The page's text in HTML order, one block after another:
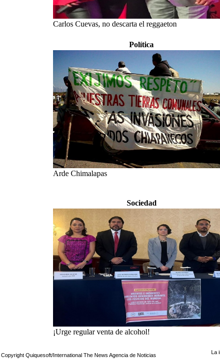
Carlos Cuevas, no descarta el reggaeton
Política
Arde Chimalapas
Sociedad
¡Urge regular venta de alcohol!
Copyright Quiquesoft/International The News Agencia de Noticias La